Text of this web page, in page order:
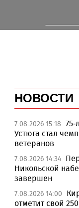
НОВОСТИ
7.08.2026 15:18 75-
Устюга стал
ветеранов
7.08.2026 14:34
Никольской
завершен
7.08.2026 14:00
отметит свой